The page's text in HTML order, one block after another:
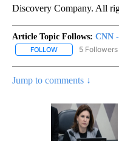
Discovery Company. All
Article Topic Follows: CNN
FOLLOW FOLLOW "CNN -
5 Followers
Jump to comments ↓